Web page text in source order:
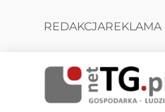
REDAKCJAREKLAMA